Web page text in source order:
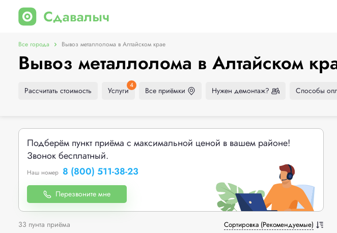
Все города Вывоз металлолома в Алтайском крае
Вывоз металлолома в Алтайском
Рассчитать стоимость Услуги
4
Все приёмки Нужен демонтаж? Способы
Подберём пункт приёма с максимальной ценой в вашем районе!
Звонок бесплатный.
Наш номер 8 (800) 511-38-23
Перезвоните мне
33 пунта приёма Сортировка (Рекомендуемые)